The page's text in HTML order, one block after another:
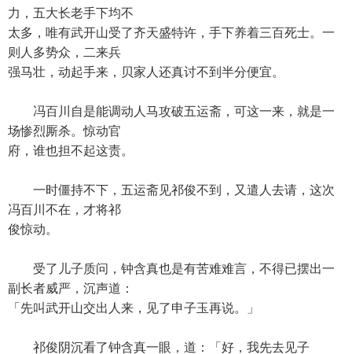
力，五大长老手下均不
太多，唯有武开山受了齐天盛特许，手下养着三百死士。一
则人多势众，二来兵
强马壮，动起手来，贝家人还真讨不到半分便宜。
冯百川自是能调动人马攻破五运斋，可这一来，就是一
场惨烈厮杀。惊动官
府，谁也担不起这责。
一时僵持不下，五运斋见祁俊不到，又遣人去请，这次
冯百川不在，才将祁
俊惊动。
受了儿子质问，钟含真也是有苦难难言，不得已摆出一
副长者威严，沉声道：
「先叫武开山交出人来，见了申子玉再说。」
祁俊阴沉看了钟含真一眼，道：「好，我先去见子